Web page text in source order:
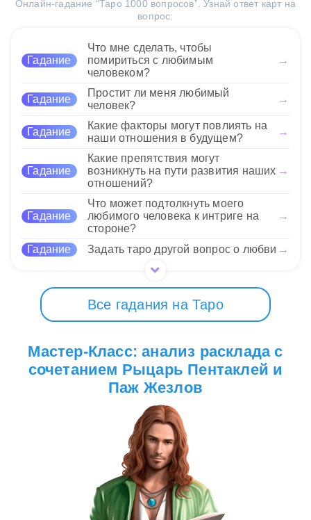
заметны благодаря активной
карт обещает успех в проектах, где важна
креативность и последовательность действий.
Поддерживайте баланс между мечтами и
вдохновение с упорным
трудом. Паж Жезлов
креативности и открытости
новому, тогда как Рыцарь
Пентаклей учит ценить
стабильность и практический подход.
Используйте свою интуицию для генерирования
Это взаимодействие способствует гармоничному
движению вперед в любых начинаниях.
Нравится
Онлайн-гадание “Таро 1000 вопросов”. Узнай ответ карт на
вопрос:
Гадание
Что мне сделать, чтобы
помириться с любимым
человеком?
→
Гадание
Простит ли меня любимый
человек?
→
Гадание
Какие факторы могут повлиять на
наши отношения в будущем?
→
Гадание
Какие препятствия могут
возникнуть на пути развития наших
отношений?
→
Гадание
Что может подтолкнуть моего
любимого человека к интриге на
стороне?
→
Гадание Задать таро другой вопрос о любви →
Все гадания на Таро
Мастер-Класс: анализ расклада с
сочетанием Рыцарь Пентаклей и
Паж Жезлов